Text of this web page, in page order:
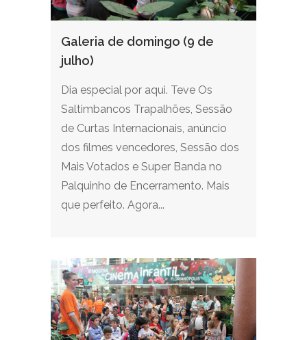
Galeria de domingo (9 de
julho)
Dia especial por aqui. Teve Os
Saltimbancos Trapalhões, Sessão
de Curtas Internacionais, anúncio
dos filmes vencedores, Sessão dos
Mais Votados e Super Banda no
Palquinho de Encerramento. Mais
que perfeito. Agora...